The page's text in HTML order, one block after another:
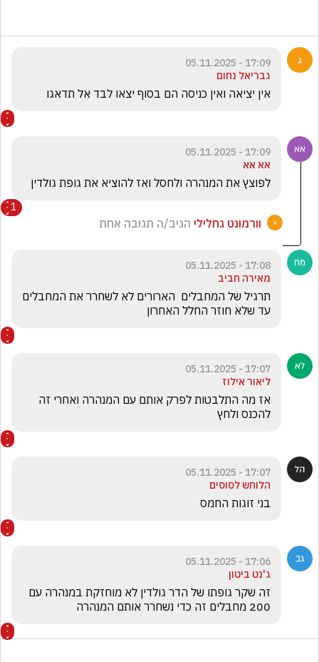
17:09 - 05.11.2025
גבריאל נחום
אין יציאה ואין כניסה הם בסוף יצאו לבד אל תדאגו
17:09 - 05.11.2025
אא אא
לפוצץ את המנהרה ולחסל ואז להוציא את גופת גולדין
1
וורמונט גחלילי הגיב/ה תגובה אחת
17:08 - 05.11.2025
מאירה חביב
עד שלא חוזר החלל האחרון
17:07 - 05.11.2025
ליאור אילוז
להכנס ולחץ
17:07 - 05.11.2025
הלוחש לסוסים
בני זוגות החמס
17:06 - 05.11.2025
ג'נט ביטון
200 מחבלים זה כדי נשחרר אותם המנהרה